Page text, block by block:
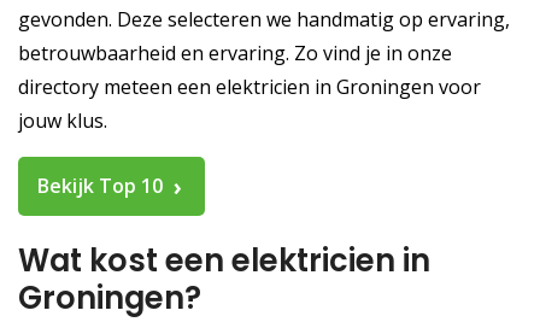
gevonden. Deze selecteren we handmatig op ervaring,
betrouwbaarheid en ervaring. Zo vind je in onze
directory meteen een elektricien in Groningen voor
jouw klus.
Bekijk Top 10
Wat kost een elektricien in
Groningen?